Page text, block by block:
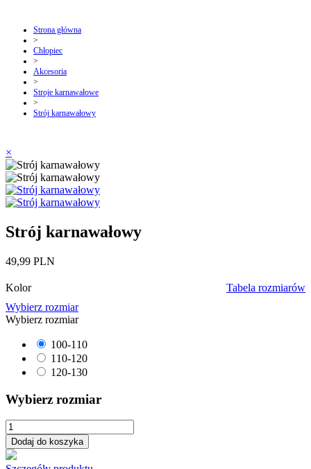
Strona główna
>
Chłopiec
>
Akcesoria
>
Stroje karnawałowe
>
Strój karnawałowy
×
Strój karnawałowy
49,99 PLN
Kolor
Tabela rozmiarów
Wybierz rozmiar
Wybierz rozmiar
100-110
110-120
120-130
Wybierz rozmiar
Dodaj do koszyka